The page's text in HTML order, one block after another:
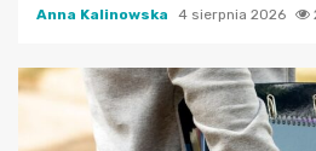
Anna Kalinowska 4 sierpnia 2026